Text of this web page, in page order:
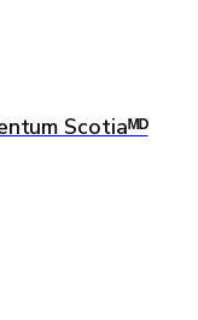
Scotiaᴹᴰ